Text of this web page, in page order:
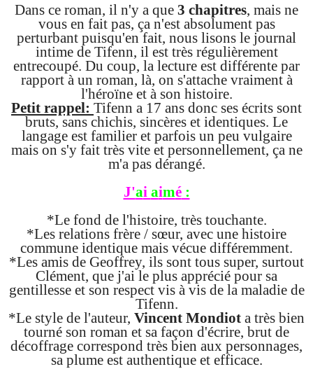
Dans ce roman, il n'y a que 3 chapitres, mais ne
vous en fait pas, ça n'est absolument pas
perturbant puisqu'en fait, nous lisons le journal
intime de Tifenn, il est très régulièrement
entrecoupé. Du coup, la lecture est différente par
rapport à un roman, là, on s'attache vraiment à
l'héroïne et à son histoire.
Petit rappel: Tifenn a 17 ans donc ses écrits sont
bruts, sans chichis, sincères et identiques. Le
langage est familier et parfois un peu vulgaire
mais on s'y fait très vite et personnellement, ça ne
m'a pas dérangé.
J'ai aimé:
*Le fond de l'histoire, très touchante.
*Les relations frère / sœur, avec une histoire
commune identique mais vécue différemment.
*Les amis de Geoffrey, ils sont tous super, surtout
Clément, que j'ai le plus apprécié pour sa
gentillesse et son respect vis à vis de la maladie de
Tifenn.
*Le style de l'auteur, Vincent Mondiot a très bien
tourné son roman et sa façon d'écrire, brut de
décoffrage correspond très bien aux personnages,
sa plume est authentique et efficace.